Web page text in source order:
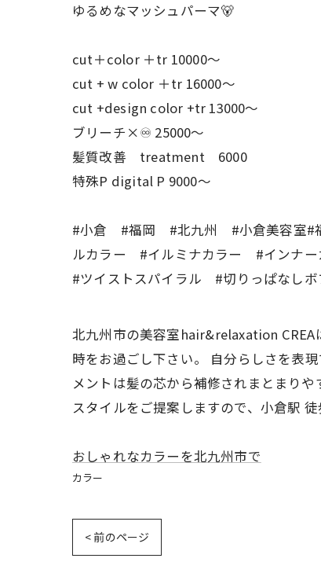
ゆるめなマッシュパーマ🐻
cut＋color ＋tr 10000〜
cut + w color ＋tr 16000〜
cut +design color +tr 13000〜
ブリーチ×♾ 25000〜
髪質改善 treatment 6000
特殊P digital P 9000〜
#小倉 #福岡 #北九州 #小倉美容室#
ルカラー #イルミナカラー #インナ
#ツイストスパイラル #切りっぱな
北九州市の美容室hair&relaxation CREA
時をお過ごし下さい。 自分らしさを表
メントは髪の芯から補修されまとまり
スタイルをご提案しますので、小倉駅
おしゃれなカラーを北九州市で
カラー
< 前のページ